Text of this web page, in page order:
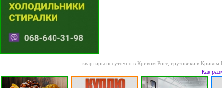
квартиры посуточно в Кривом Роге ,грузовики в Кривом
Как